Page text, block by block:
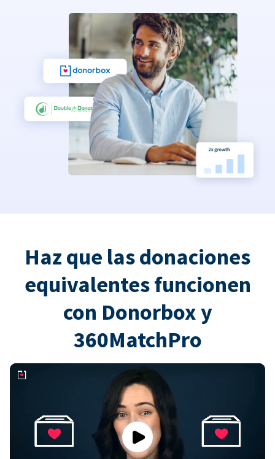
Haz que las donaciones
equivalentes funcionen
con Donorbox y
360MatchPro
Play